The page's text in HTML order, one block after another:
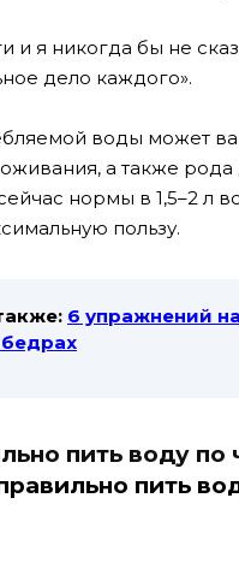
и я никогда бы не
дело каждого».
воды может
а также
нормы в 1,5–2 л
пользу.
6 упражнений
бедрах
пить воду по
пить